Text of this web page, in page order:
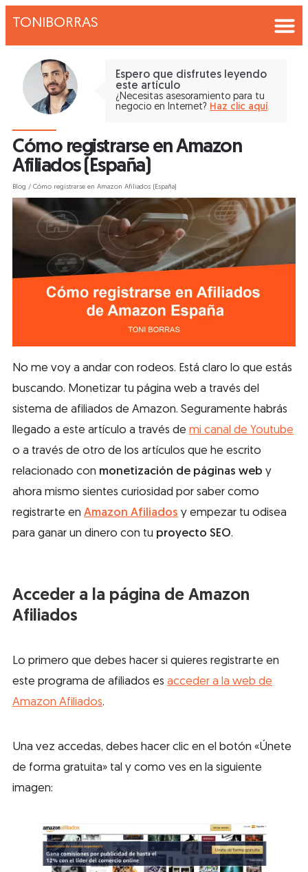
TONIBORRAS
Espero que disfrutes leyendo
este artículo
¿Necesitas asesoramiento para tu
negocio en Internet? Haz clic aquí.
Cómo registrarse en Amazon
Afiliados (España)
Blog / Cómo registrarse en Amazon Afiliados (España)
No me voy a andar con rodeos. Está claro lo que estás
buscando. Monetizar tu página web a través del
sistema de afiliados de Amazon. Seguramente habrás
llegado a este artículo a través de mi canal de Youtube
o a través de otro de los artículos que he escrito
relacionado con monetización de páginas web y
ahora mismo sientes curiosidad por saber como
registrarte en Amazon Afiliados y empezar tu odisea
para ganar un dinero con tu proyecto SEO.
Acceder a la página de Amazon
Afiliados
Lo primero que debes hacer si quieres registrarte en
este programa de afiliados es acceder a la web de
Amazon Afiliados.
Una vez accedas, debes hacer clic en el botón «Únete
de forma gratuita» tal y como ves en la siguiente
imagen: